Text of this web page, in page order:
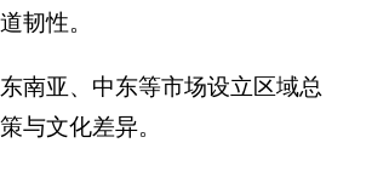
韧性。
南亚、中东等市场设立区域总
与文化差异。